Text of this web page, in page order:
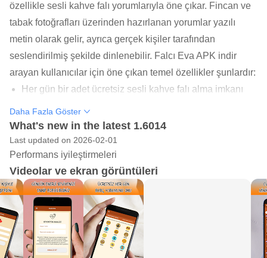
özellikle sesli kahve falı yorumlarıyla öne çıkar. Fincan ve
tabak fotoğrafları üzerinden hazırlanan yorumlar yazılı
metin olarak gelir, ayrıca gerçek kişiler tarafından
seslendirilmiş şekilde dinlenebilir. Falcı Eva APK indir
arayan kullanıcılar için öne çıkan temel özellikler şunlardır:
Her gün bir adet ücretsiz sesli kahve falı alma imkanı
Fallar yazılı metin ve sesli dinleme formatında hazırlanır.
Tarot falı, günlük burç ve aşk uyumu bölümleri içerir.
Bekleme sürecini Oyunhane ve şans kurabiyesiyle
daha keyifli yapar.
Son sürüm genel performans ve kullanım iyileştirmeleri
getirir.
Daha Fazla Göster
What's new in the latest 1.6014
Last updated on 2026-02-01
Performans iyileştirmeleri
Videolar ve ekran görüntüleri